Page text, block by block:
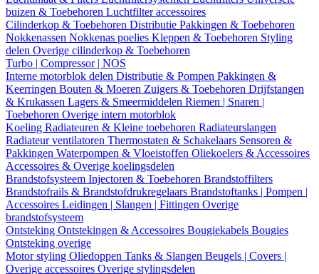
buizen & Toebehoren Luchtfilter accessoires
Cilinderkop & Toebehoren Distributie Pakkingen & Toebehoren
Nokkenassen Nokkenas poelies Kleppen & Toebehoren Styling
delen Overige cilinderkop & Toebehoren
Turbo | Compressor | NOS
Interne motorblok delen Distributie & Pompen Pakkingen &
Keerringen Bouten & Moeren Zuigers & Toebehoren Drijfstangen
& Krukassen Lagers & Smeermiddelen Riemen | Snaren |
Toebehoren Overige intern motorblok
Koeling Radiateuren & Kleine toebehoren Radiateurslangen
Radiateur ventilatoren Thermostaten & Schakelaars Sensoren &
Pakkingen Waterpompen & Vloeistoffen Oliekoelers & Accessoires
Accessoires & Overige koelingsdelen
Brandstofsysteem Injectoren & Toebehoren Brandstoffilters
Brandstofrails & Brandstofdrukregelaars Brandstoftanks | Pompen |
Accessoires Leidingen | Slangen | Fittingen Overige
brandstofsysteem
Ontsteking Ontstekingen & Accessoires Bougiekabels Bougies
Ontsteking overige
Motor styling Oliedoppen Tanks & Slangen Beugels | Covers |
Overige accessoires Overige stylingsdelen